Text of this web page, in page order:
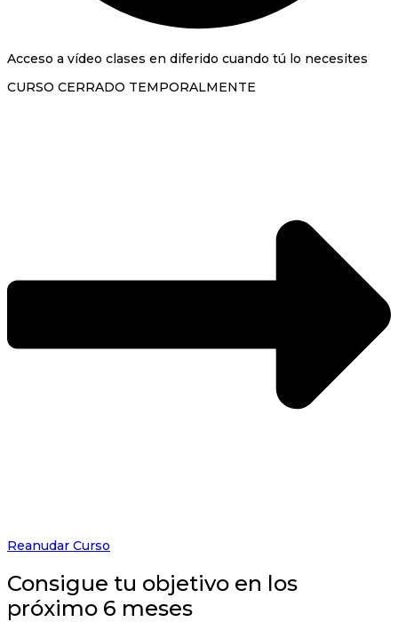
Acceso a vídeo clases en diferido cuando tú lo necesites
CURSO CERRADO TEMPORALMENTE
Reanudar Curso
Consigue tu objetivo en los
próximo 6 meses